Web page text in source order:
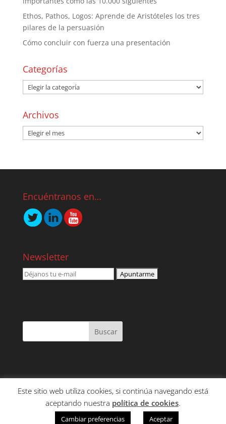
Ethos, Pathos, Logos: Aprende de Aristóteles los tres
pilares de la persuasión
Cómo concluir con fuerza una presentación
Categorías
Archivos
Encuéntranos en…
Newsletter
SERVICIOS
CONTENIDO
CLIENTES
CONTACTO
Este sitio web utiliza cookies, si continúa navegando está
aceptando nuestra política de cookies.
Cambiar preferencias Aceptar